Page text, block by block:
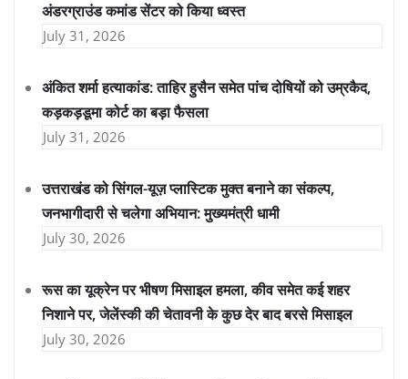
अंडरग्राउंड कमांड सेंटर को किया ध्वस्त
July 31, 2026
अंकित शर्मा हत्याकांड: ताहिर हुसैन समेत पांच दोषियों को उम्रकैद,
कड़कड़डूमा कोर्ट का बड़ा फैसला
July 31, 2026
उत्तराखंड को सिंगल-यूज़ प्लास्टिक मुक्त बनाने का संकल्प,
जनभागीदारी से चलेगा अभियान: मुख्यमंत्री धामी
July 30, 2026
रूस का यूक्रेन पर भीषण मिसाइल हमला, कीव समेत कई शहर
निशाने पर, जेलेंस्की की चेतावनी के कुछ देर बाद बरसे मिसाइल
July 30, 2026